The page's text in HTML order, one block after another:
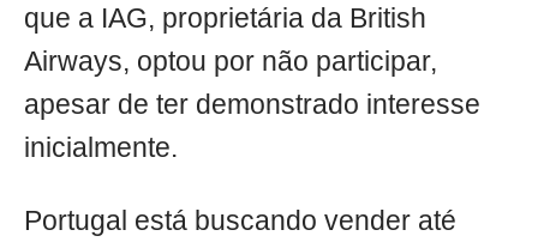
que a IAG, proprietária da British
Airways, optou por não participar,
apesar de ter demonstrado interesse
inicialmente.
Portugal está buscando vender até